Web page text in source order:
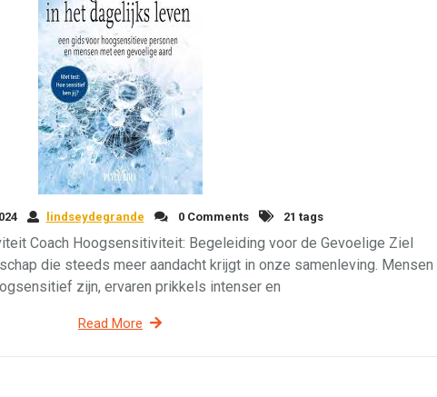
lindseydegrande 0 Comments 21 tags
Coach Hoogsensitiviteit: Begeleiding voor de Gevoelige Ziel
die steeds meer aandacht krijgt in onze samenleving. Mensen
zijn, ervaren prikkels intenser en
Read More